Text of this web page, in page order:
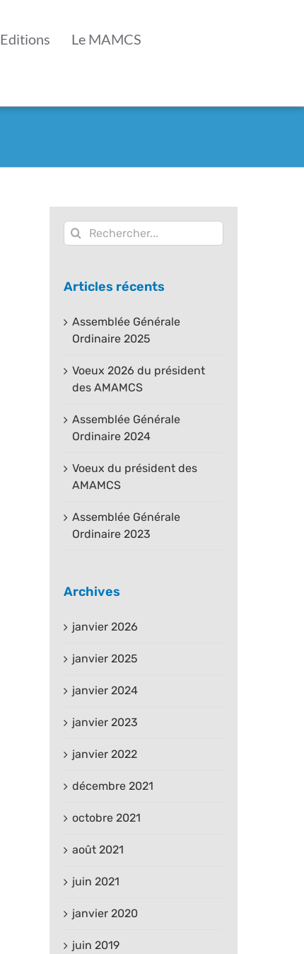
Editions
Le MAMCS
Rechercher:
Articles récents
Assemblée Générale
Ordinaire 2025
Voeux 2026 du président
des AMAMCS
Assemblée Générale
Ordinaire 2024
Voeux du président des
AMAMCS
Assemblée Générale
Ordinaire 2023
Archives
janvier 2026
janvier 2025
janvier 2024
janvier 2023
janvier 2022
décembre 2021
octobre 2021
août 2021
juin 2021
janvier 2020
juin 2019